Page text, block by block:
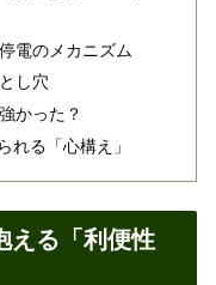
電のメカニズム
し穴
かった？
れる「心構え」
える「利便性